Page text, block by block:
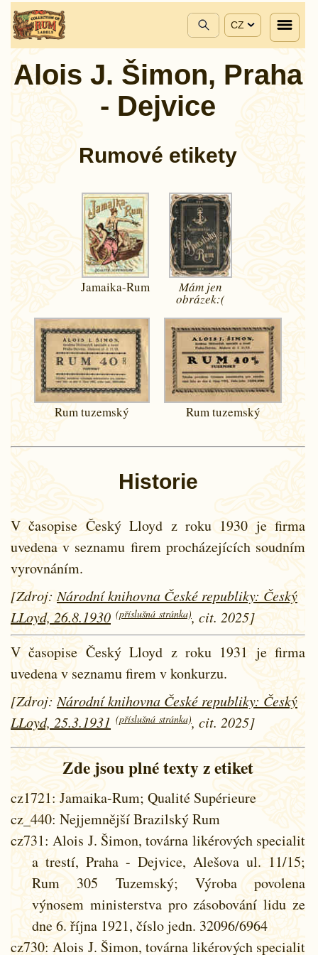
CZ
Alois J. Šimon, Praha
- Dejvice
Rumové etikety
Jamaika-Rum Mám jen
obrázek:(
Rum tuzemský Rum tuzemský
Historie
V časopise Český Lloyd z roku 1930 je firma
uvedena v seznamu firem procházejících soudním
vyrovnáním.
[Zdroj: Národní knihovna České republiky: Český
LLoyd, 26.8.1930 (příslušná stránka), cit. 2025]
V časopise Český Lloyd z roku 1931 je firma
uvedena v seznamu firem v konkurzu.
[Zdroj: Národní knihovna České republiky: Český
LLoyd, 25.3.1931 (příslušná stránka), cit. 2025]
Zde jsou plné texty z etiket
cz1721: Jamaika-Rum; Qualité Supérieure
cz_440: Nejjemnější Brazilský Rum
cz731: Alois J. Šimon, továrna likérových specialit
a trestí, Praha - Dejvice, Alešova ul. 11/15;
Rum 305 Tuzemský; Výroba povolena
výnosem ministerstva pro zásobování lidu ze
dne 6. října 1921, číslo jedn. 32096/6964
cz730: Alois J. Šimon, továrna likérových specialit